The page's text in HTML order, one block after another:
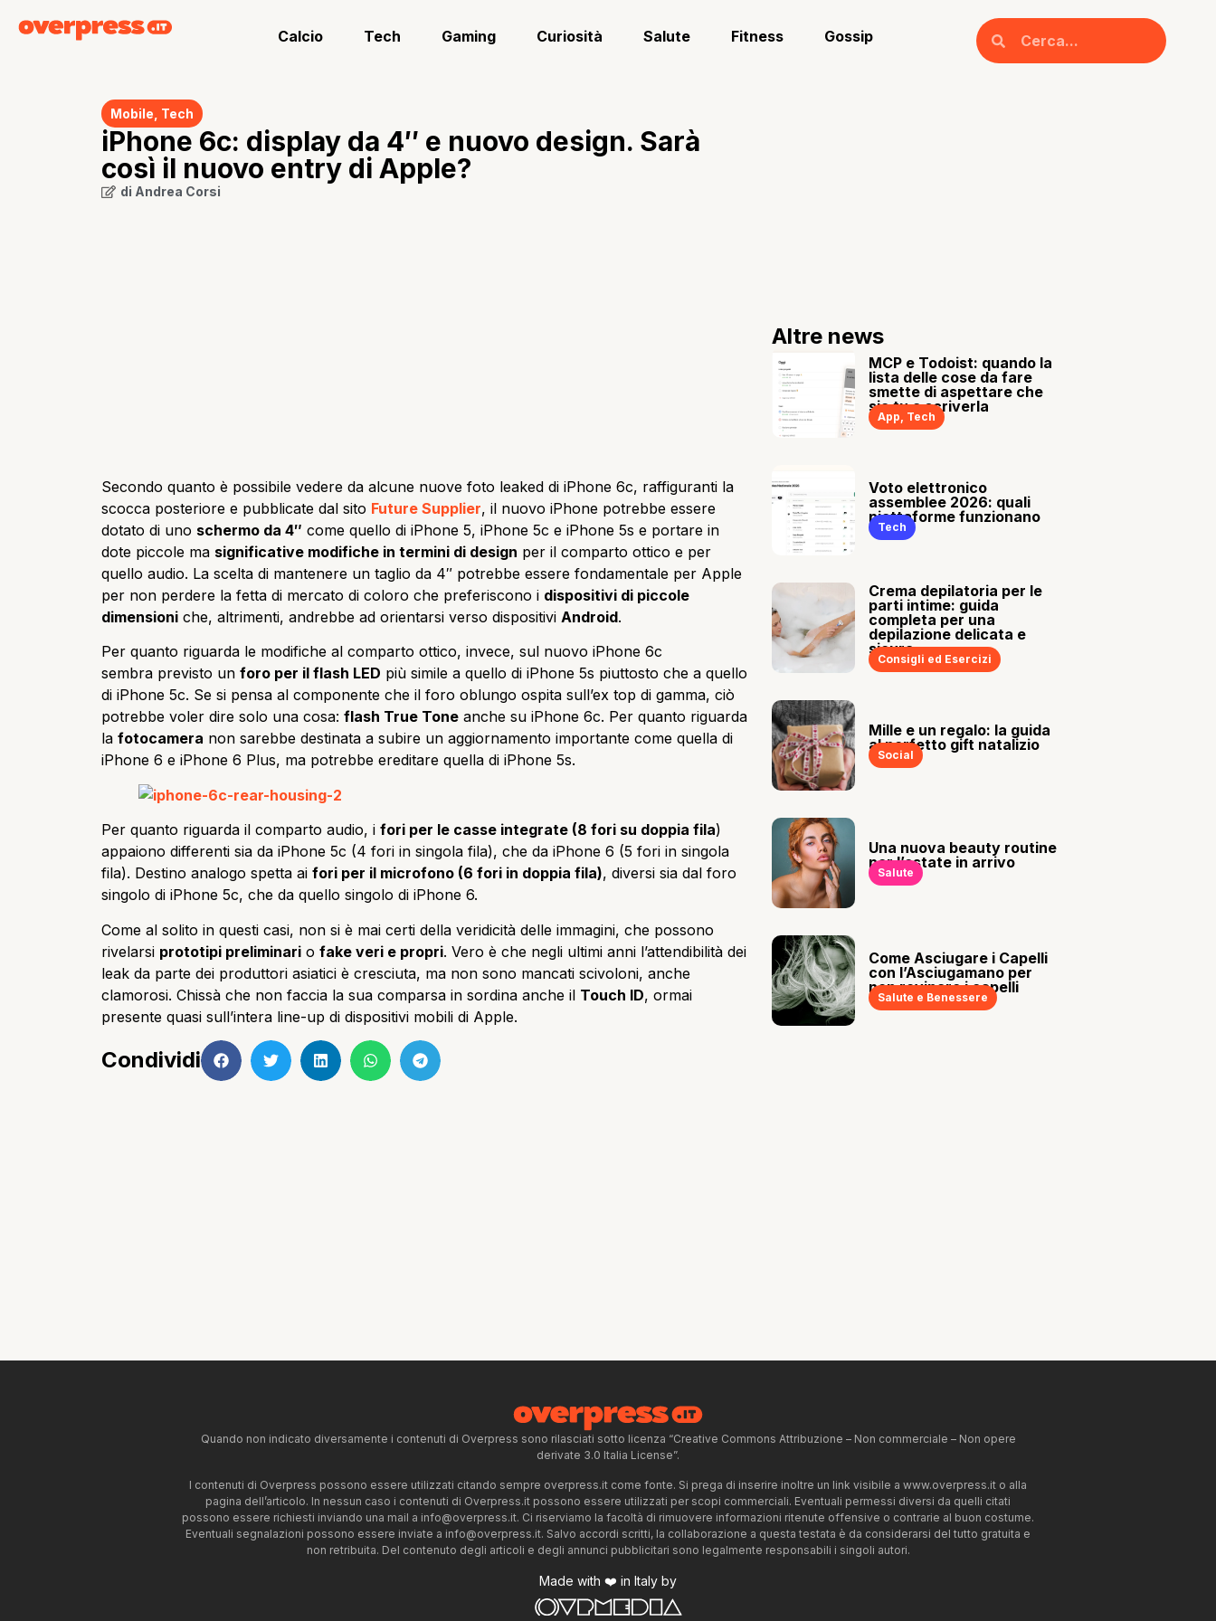
Calcio Tech Gaming Curiosità Salute Fitness Gossip
Mobile Tech
iPhone 6c: display da 4″ e nuovo design. Sarà
così il nuovo entry di Apple?
di Andrea Corsi
Secondo quanto è possibile vedere da alcune nuove foto leaked di iPhone 6c, raffiguranti la
scocca posteriore e pubblicate dal sito Future Supplier, il nuovo iPhone potrebbe essere
dotato di uno schermo da 4″ come quello di iPhone 5, iPhone 5c e iPhone 5s e portare in
dote piccole ma significative modifiche in termini di design per il comparto ottico e per
quello audio. La scelta di mantenere un taglio da 4″ potrebbe essere fondamentale per Apple
per non perdere la fetta di mercato di coloro che preferiscono i dispositivi di piccole
dimensioni che, altrimenti, andrebbe ad orientarsi verso dispositivi Android.
Per quanto riguarda le modifiche al comparto ottico, invece, sul nuovo iPhone 6c
sembra previsto un foro per il flash LED più simile a quello di iPhone 5s piuttosto che a quello
di iPhone 5c. Se si pensa al componente che il foro oblungo ospita sull’ex top di gamma, ciò
potrebbe voler dire solo una cosa: flash True Tone anche su iPhone 6c. Per quanto riguarda
la fotocamera non sarebbe destinata a subire un aggiornamento importante come quella di
iPhone 6 e iPhone 6 Plus, ma potrebbe ereditare quella di iPhone 5s.
Per quanto riguarda il comparto audio, i fori per le casse integrate (8 fori su doppia fila)
appaiono differenti sia da iPhone 5c (4 fori in singola fila), che da iPhone 6 (5 fori in singola
fila). Destino analogo spetta ai fori per il microfono (6 fori in doppia fila), diversi sia dal foro
singolo di iPhone 5c, che da quello singolo di iPhone 6.
Come al solito in questi casi, non si è mai certi della veridicità delle immagini, che possono
rivelarsi prototipi preliminari o fake veri e propri. Vero è che negli ultimi anni l’attendibilità dei
leak da parte dei produttori asiatici è cresciuta, ma non sono mancati scivoloni, anche
clamorosi. Chissà che non faccia la sua comparsa in sordina anche il Touch ID, ormai
presente quasi sull’intera line-up di dispositivi mobili di Apple.
Condividi
Altre news
MCP e Todoist: quando la
lista delle cose da fare
smette di aspettare che
sia tu a scriverla
App, Tech
Voto elettronico
assemblee 2026: quali
piattaforme funzionano
Tech
Crema depilatoria per le
parti intime: guida
completa per una
depilazione delicata e
sicura
Consigli ed Esercizi
Mille e un regalo: la guida
al perfetto gift natalizio
Social
Una nuova beauty routine
per l’estate in arrivo
Salute
Come Asciugare i Capelli
con l’Asciugamano per
non rovinare i capelli
Salute e Benessere
Quando non indicato diversamente i contenuti di Overpress sono rilasciati sotto licenza “Creative Commons Attribuzione – Non commerciale – Non opere
derivate 3.0 Italia License”.
I contenuti di Overpress possono essere utilizzati citando sempre overpress.it come fonte. Si prega di inserire inoltre un link visibile a www.overpress.it o alla
pagina dell’articolo. In nessun caso i contenuti di Overpress.it possono essere utilizzati per scopi commerciali. Eventuali permessi diversi da quelli citati
possono essere richiesti inviando una mail a info@overpress.it. Ci riserviamo la facoltà di rimuovere informazioni ritenute offensive o contrarie al buon costume.
Eventuali segnalazioni possono essere inviate a info@overpress.it. Salvo accordi scritti, la collaborazione a questa testata è da considerarsi del tutto gratuita e
non retribuita. Del contenuto degli articoli e degli annunci pubblicitari sono legalmente responsabili i singoli autori.
Made with ❤️ in Italy by